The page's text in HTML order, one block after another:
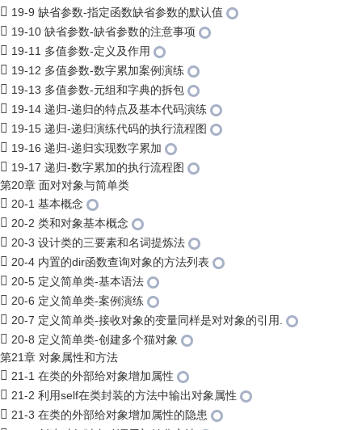
19-9 缺省参数-指定函数缺省参数的默认值
19-10 缺省参数-缺省参数的注意事项
19-11 多值参数-定义及作用
19-12 多值参数-数字累加案例演练
19-13 多值参数-元组和字典的拆包
19-14 递归-递归的特点及基本代码演练
19-15 递归-递归演练代码的执行流程图
19-16 递归-递归实现数字累加
19-17 递归-数字累加的执行流程图
第20章 面对对象与简单类
20-1 基本概念
20-2 类和对象基本概念
20-3 设计类的三要素和名词提炼法
20-4 内置的dir函数查询对象的方法列表
20-5 定义简单类-基本语法
20-6 定义简单类-案例演练
20-7 定义简单类-接收对象的变量同样是对对象的引用.
20-8 定义简单类-创建多个猫对象
第21章 对象属性和方法
21-1 在类的外部给对象增加属性
21-2 利用self在类封装的方法中输出对象属性
21-3 在类的外部给对象增加属性的隐患